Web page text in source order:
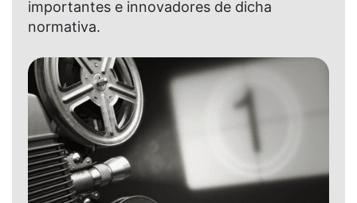
importantes e innovadores de dicha
normativa.